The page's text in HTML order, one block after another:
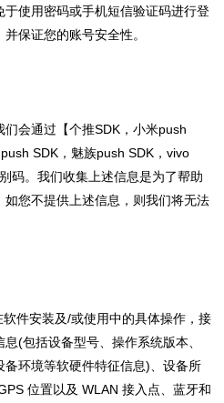
使用密码或手机短信验证码进行登
保证您的账号安全性。
会通过【个推SDK，小米push
SDK，魅族push SDK，vivo
码。我们收集上述信息是为了帮助
您不提供上述信息，则我们将无法
软件安装及/或使用中的具体操作，接
(包括设备型号、操作系统版本、
环境等软硬件特征信息)、设备所
位置以及 WLAN 接入点、蓝牙和